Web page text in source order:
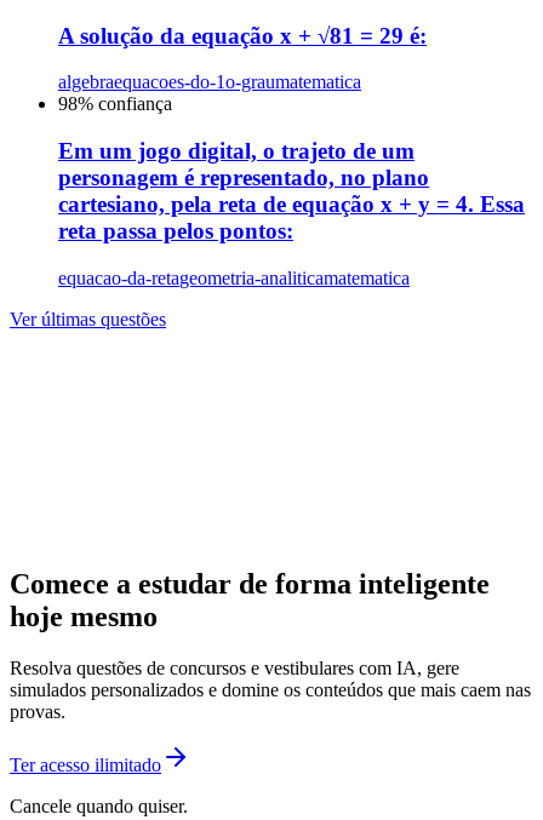
A solução da equação x + √81 = 29 é:
algebraequacoes-do-1o-graumatematica
98% confiança
Em um jogo digital, o trajeto de um
personagem é representado, no plano
cartesiano, pela reta de equação x + y = 4. Essa
reta passa pelos pontos:
equacao-da-retageometria-analiticamatematica
Ver últimas questões
Comece a estudar de forma inteligente
hoje mesmo
Resolva questões de concursos e vestibulares com IA, gere
simulados personalizados e domine os conteúdos que mais caem nas
provas.
Ter acesso ilimitado
Cancele quando quiser.